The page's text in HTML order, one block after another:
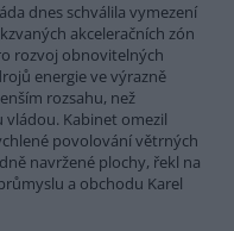
dnes schválila vymezení
akceleračních zón
rozvoj obnovitelných
energie ve výrazně
rozsahu, než
Kabinet omezil
povolování větrných
navržené plochy, řekl na
a obchodu Karel